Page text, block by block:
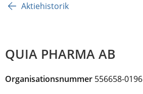
Aktiehistorik
QUIA PHARMA AB
Organisationsnummer 556658-0196